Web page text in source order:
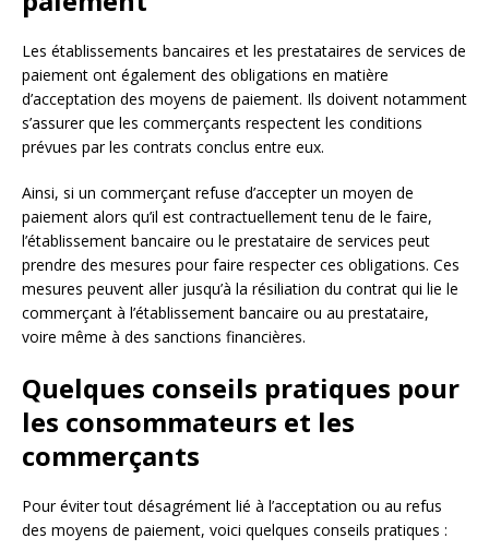
Les établissements bancaires et les prestataires de services de
paiement ont également des obligations en matière
d’acceptation des moyens de paiement. Ils doivent notamment
s’assurer que les commerçants respectent les conditions
prévues par les contrats conclus entre eux.
Ainsi, si un commerçant refuse d’accepter un moyen de
paiement alors qu’il est contractuellement tenu de le faire,
l’établissement bancaire ou le prestataire de services peut
prendre des mesures pour faire respecter ces obligations. Ces
mesures peuvent aller jusqu’à la résiliation du contrat qui lie le
commerçant à l’établissement bancaire ou au prestataire,
voire même à des sanctions financières.
Quelques conseils pratiques pour
les consommateurs et les
commerçants
Pour éviter tout désagrément lié à l’acceptation ou au refus
des moyens de paiement, voici quelques conseils pratiques :